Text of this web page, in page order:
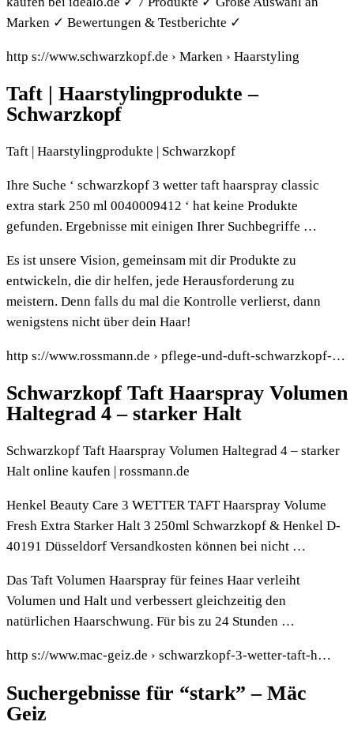
Marken ✓ Bewertungen & Testberichte ✓
http s://www.schwarzkopf.de › Marken › Haarstyling
Taft | Haarstylingprodukte –
Schwarzkopf
Taft | Haarstylingprodukte | Schwarzkopf
Ihre Suche ‘ schwarzkopf 3 wetter taft haarspray classic
extra stark 250 ml 0040009412 ‘ hat keine Produkte
gefunden. Ergebnisse mit einigen Ihrer Suchbegriffe …
Es ist unsere Vision, gemeinsam mit dir Produkte zu
entwickeln, die dir helfen, jede Herausforderung zu
meistern. Denn falls du mal die Kontrolle verlierst, dann
wenigstens nicht über dein Haar!
http s://www.rossmann.de › pflege-und-duft-schwarzkopf-…
Schwarzkopf Taft Haarspray Volumen
Haltegrad 4 – starker Halt
Schwarzkopf Taft Haarspray Volumen Haltegrad 4 – starker
Halt online kaufen | rossmann.de
Henkel Beauty Care 3 WETTER TAFT Haarspray Volume
Fresh Extra Starker Halt 3 250ml Schwarzkopf & Henkel D-
40191 Düsseldorf Versandkosten können bei nicht …
Das Taft Volumen Haarspray für feines Haar verleiht
Volumen und Halt und verbessert gleichzeitig den
natürlichen Haarschwung. Für bis zu 24 Stunden …
http s://www.mac-geiz.de › schwarzkopf-3-wetter-taft-h…
Suchergebnisse für “stark” – Mäc
Geiz